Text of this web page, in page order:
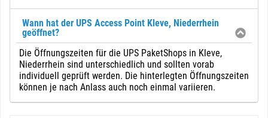
Wann hat der UPS Access Point Kleve, Niederrhein
geöffnet?
Die Öffnungszeiten für die UPS PaketShops in Kleve,
Niederrhein sind unterschiedlich und sollten vorab
individuell geprüft werden. Die hinterlegten Öffnungszeiten
können je nach Anlass auch noch einmal variieren.